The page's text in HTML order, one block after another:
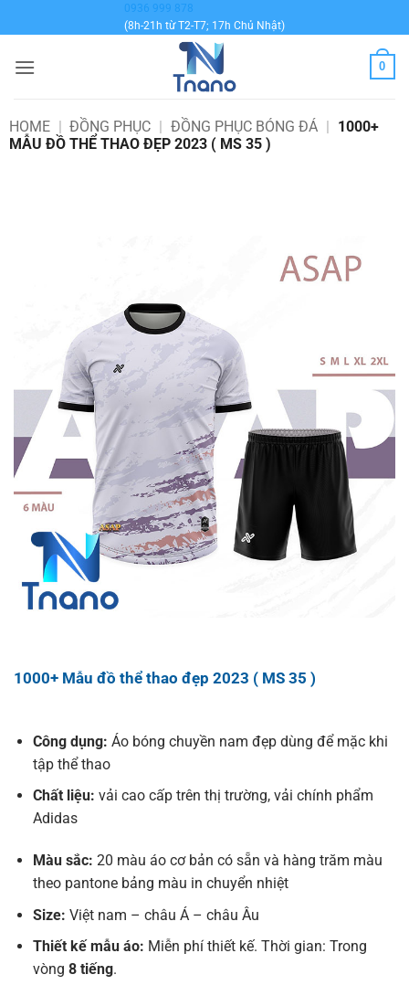
qua
dung
0936 999 878
(8h-21h từ T2-T7; 17h Chủ Nhật)
0
HOME | ĐỒNG PHỤC | ĐỒNG PHỤC BÓNG ĐÁ | 1000+
MẪU ĐỒ THỂ THAO ĐẸP 2023 ( MS 35 )
1000+ Mẫu đồ thể thao đẹp 2023 ( MS 35 )
Công dụng: Áo bóng chuyền nam đẹp dùng để mặc khi
tập thể thao
Chất liệu: vải cao cấp trên thị trường, vải chính phẩm
Adidas
Màu sắc: 20 màu áo cơ bản có sẵn và hàng trăm màu
theo pantone bảng màu in chuyển nhiệt
Size: Việt nam – châu Á – châu Âu
Thiết kế mẫu áo: Miễn phí thiết kế. Thời gian: Trong
vòng 8 tiếng.